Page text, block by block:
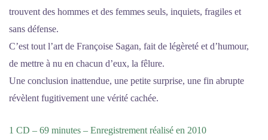
trouvent des hommes et des femmes seuls, inquiets, fragiles et
sans défense.
C’est tout l’art de Françoise Sagan, fait de légèreté et d’humour,
de mettre à nu en chacun d’eux, la fêlure.
Une conclusion inattendue, une petite surprise, une fin abrupte
révèlent fugitivement une vérité cachée.
1 CD – 69 minutes – Enregistrement réalisé en 2010